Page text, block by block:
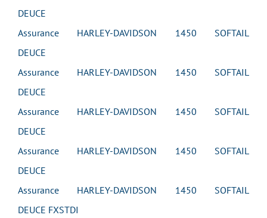
DEUCE
Assurance HARLEY-DAVIDSON 1450 SOFTAIL
DEUCE
Assurance HARLEY-DAVIDSON 1450 SOFTAIL
DEUCE
Assurance HARLEY-DAVIDSON 1450 SOFTAIL
DEUCE
Assurance HARLEY-DAVIDSON 1450 SOFTAIL
DEUCE
Assurance HARLEY-DAVIDSON 1450 SOFTAIL
DEUCE FXSTDI